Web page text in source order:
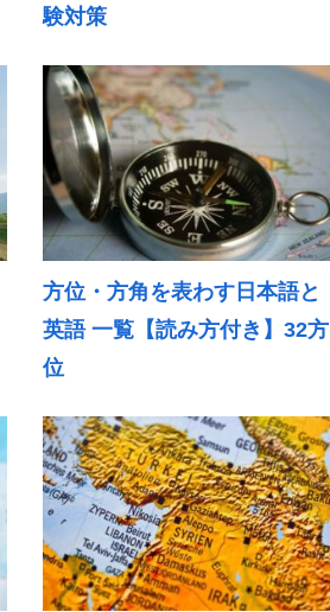
験対策
方位・方角を表わす日本語と
英語 一覧【読み方付き】32方
位